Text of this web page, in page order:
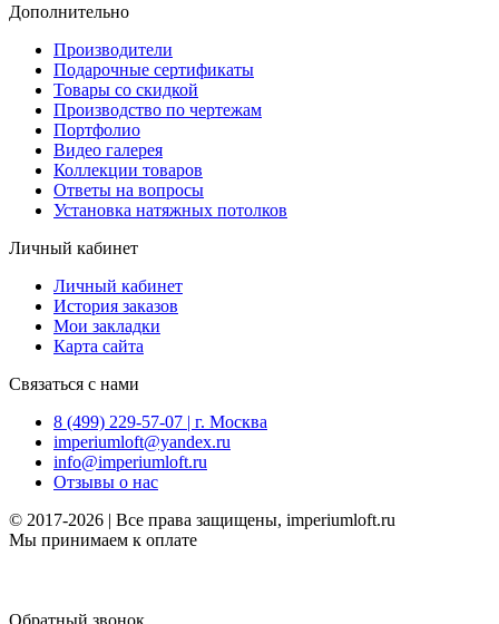
Дополнительно
Производители
Подарочные сертификаты
Товары со скидкой
Производство по чертежам
Портфолио
Видео галерея
Коллекции товаров
Ответы на вопросы
Установка натяжных потолков
Личный кабинет
Личный кабинет
История заказов
Мои закладки
Карта сайта
Связаться с нами
8 (499) 229-57-07 | г. Москва
imperiumloft@yandex.ru
info@imperiumloft.ru
Отзывы о нас
© 2017-2026 | Все права защищены, imperiumloft.ru
Мы принимаем к оплате
Обратный звонок